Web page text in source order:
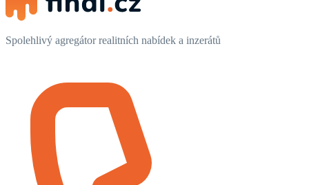
Spolehlivý agregátor realitních nabídek a inzerátů